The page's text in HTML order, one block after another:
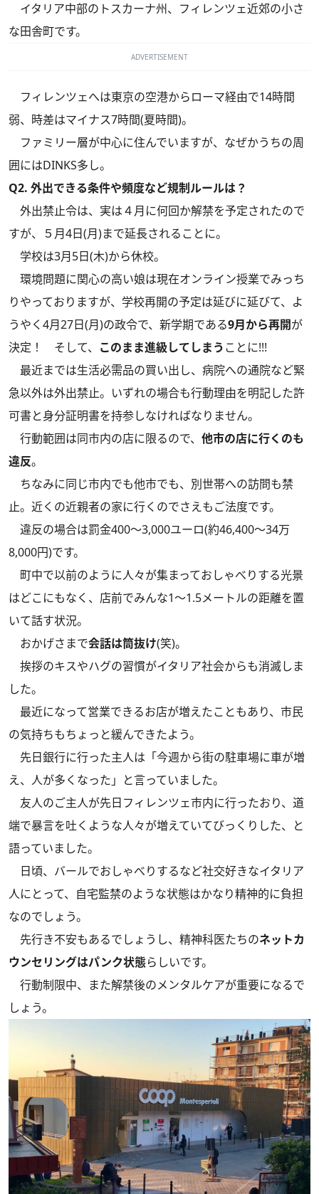
イタリア中部のトスカーナ州、フィレンツェ近郊の小さ
な田舎町です。
ADVERTISEMENT
フィレンツェへは東京の空港からローマ経由で14時間
弱、時差はマイナス7時間(夏時間)。
ファミリー層が中心に住んでいますが、なぜかうちの周
囲にはDINKS多し。
Q2. 外出できる条件や頻度など規制ルールは？
外出禁止令は、実は４月に何回か解禁を予定されたので
すが、５月4日(月)まで延長されることに。
学校は3月5日(木)から休校。
環境問題に関心の高い娘は現在オンライン授業でみっち
りやっておりますが、学校再開の予定は延びに延びて、よ
うやく4月27日(月)の政令で、新学期である9月から再開が
決定！ そして、 このまま進級してしまうことに!!!
最近までは生活必需品の買い出し、病院への通院など緊
急以外は外出禁止。いずれの場合も行動理由を明記した許
可書と身分証明書を持参しなければなりません。
行動範囲は同市内の店に限るので、 他市の店に行くのも
違反。
ちなみに同じ市内でも他市でも、別世帯への訪問も禁
止。近くの近親者の家に行くのでさえもご法度です。
違反の場合は罰金400～3,000ユーロ(約46,400～34万
8,000円)です。
町中で以前のように人々が集まっておしゃべりする光景
はどこにもなく、店前でみんな1～1.5メートルの距離を置
いて話す状況。
おかげさまで会話は筒抜け(笑)。
挨拶のキスやハグの習慣がイタリア社会からも消滅しま
した。
最近になって営業できるお店が増えたこともあり、市民
の気持ちもちょっと緩んできたよう。
先日銀行に行った主人は「今週から街の駐車場に車が増
え、人が多くなった」と言っていました。
友人のご主人が先日フィレンツェ市内に行ったおり、道
端で暴言を吐くような人々が増えていてびっくりした、と
語っていました。
日頃、バールでおしゃべりするなど社交好きなイタリア
人にとって、自宅監禁のような状態はかなり精神的に負担
なのでしょう。
先行き不安もあるでしょうし、精神科医たちのネットカ
ウンセリングはパンク状態らしいです。
行動制限中、また解禁後のメンタルケアが重要になるで
しょう。